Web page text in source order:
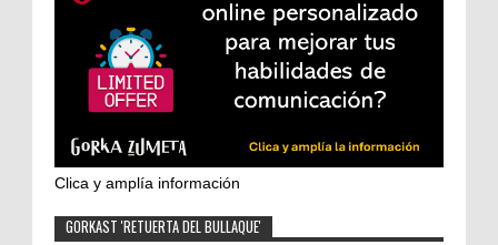
Clica y amplía información
GORKAST 'RETUERTA DEL BULLAQUE'